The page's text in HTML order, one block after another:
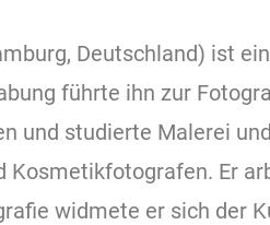
Deutschland) ist
führte ihn zur
und studierte Malerei
Kosmetikfotografen. Er
widmete er sich der